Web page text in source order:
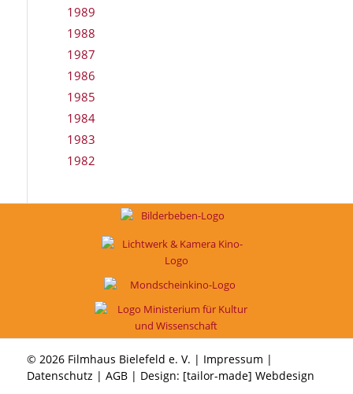
1989
1988
1987
1986
1985
1984
1983
1982
© 2026 Filmhaus Bielefeld e. V. | Impressum |
Datenschutz | AGB| Design: [tailor-made] Webdesign